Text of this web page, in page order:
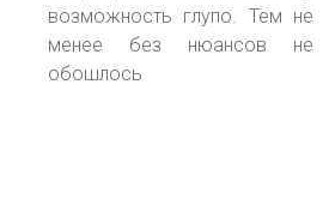
возможность глупо. Тем не
менее без нюансов не
обошлось